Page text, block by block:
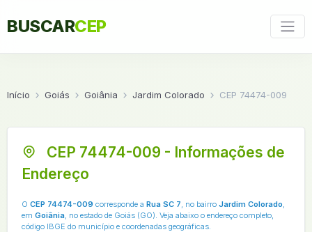
BUSCARCEP
Início Goiás Goiânia Jardim Colorado CEP 74474-009
CEP 74474-009 - Informações de
Endereço
O CEP 74474-009 corresponde a Rua SC 7, no bairro Jardim Colorado,
em Goiânia, no estado de Goiás (GO). Veja abaixo o endereço completo,
código IBGE do município e coordenadas geográficas.